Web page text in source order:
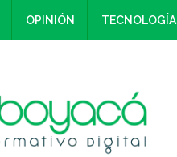
OPINIÓN TECNOLOGÍA